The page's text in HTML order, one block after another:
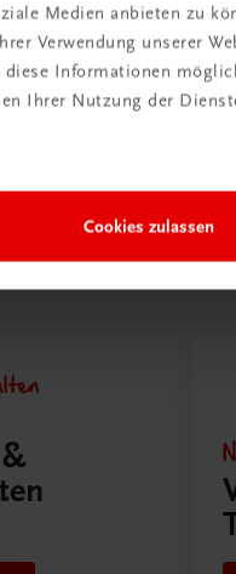
Medien anbieten zu
Verwendung unserer
diese Informationen
Ihrer Nutzung der
Cookies zulassen
€